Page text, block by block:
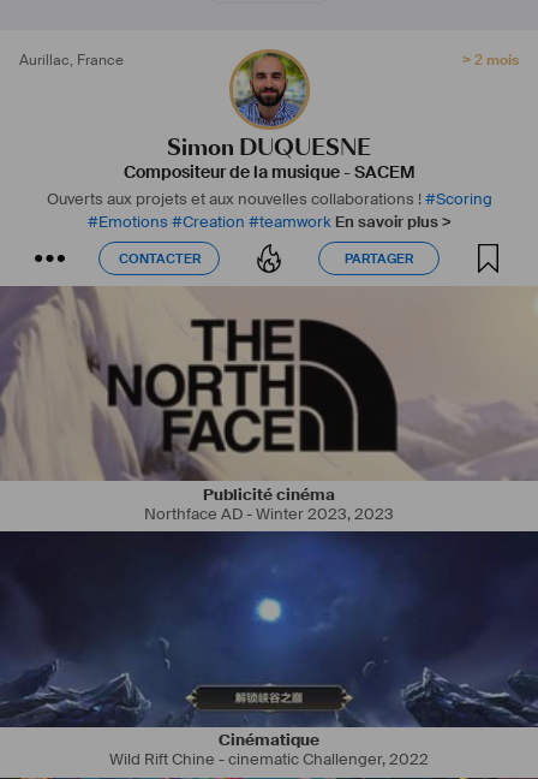
Aurillac, France > 2 mois
Simon DUQUESNE
Compositeur de la musique-SACEM
Ouverts aux projets et aux nouvelles collaborations ! #Scoring
#Emotions #Creation #teamwork En savoir plus >
CONTACTER PARTAGER
CONTACTER PARTAGER
Publicité cinéma
Northface AD - Winter 2023,2023
Cinématique
Wild Rift Chine - cinematic Challenger,2022